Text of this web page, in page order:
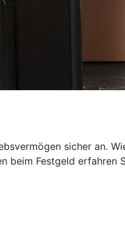
sicher an.
beim Festgeld erfahren